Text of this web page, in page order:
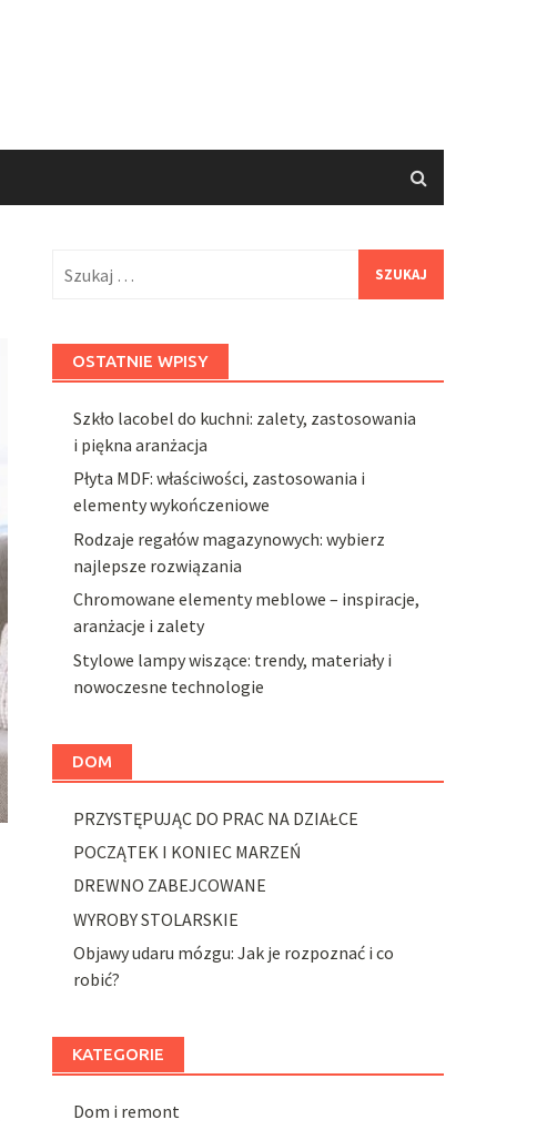
OSTATNIE WPISY
Szkło lacobel do kuchni: zalety, zastosowania
i piękna aranżacja
Płyta MDF: właściwości, zastosowania i
elementy wykończeniowe
Rodzaje regałów magazynowych: wybierz
najlepsze rozwiązania
Chromowane elementy meblowe – inspiracje,
aranżacje i zalety
Stylowe lampy wiszące: trendy, materiały i
nowoczesne technologie
DOM
PRZYSTĘPUJĄC DO PRAC NA DZIAŁCE
POCZĄTEK I KONIEC MARZEŃ
DREWNO ZABEJCOWANE
WYROBY STOLARSKIE
Objawy udaru mózgu: Jak je rozpoznać i co
robić?
KATEGORIE
Dom i remont